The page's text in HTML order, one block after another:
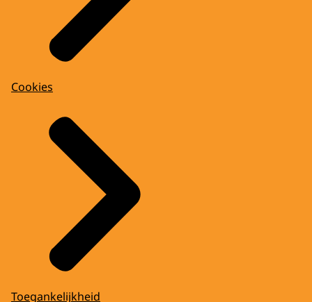
Cookies
Toegankelijkheid